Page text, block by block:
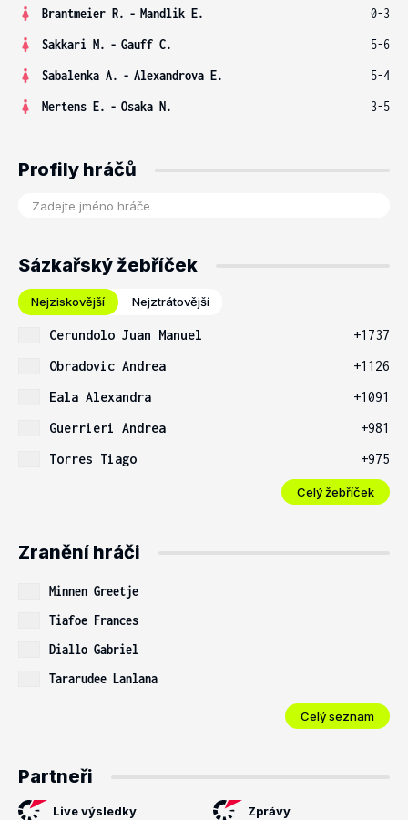
Brantmeier R. - Mandlik E.
0-3
Sakkari M. - Gauff C.
5-6
Sabalenka A. - Alexandrova E.
5-4
Mertens E. - Osaka N. 3-5
Profily hráčů
Sázkařský žebříček
Nejziskovější Nejztrátovější
Cerundolo Juan Manuel
+1737
Obradovic Andrea
+1126
Eala Alexandra
+1091
Guerrieri Andrea
+981
Torres Tiago
+975
Celý žebříček
Zranění hráči
Minnen Greetje
Tiafoe Frances
Diallo Gabriel
Tararudee Lanlana
Celý seznam
Partneři
Live výsledky Zprávy